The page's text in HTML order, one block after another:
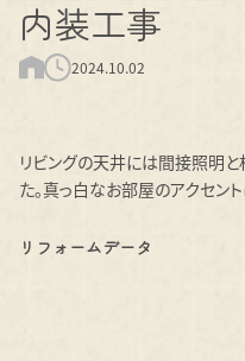
内装工事
2024.10.02
リビングの天井には間接照明
た。真っ白なお部屋のアクセント
リフォームデータ